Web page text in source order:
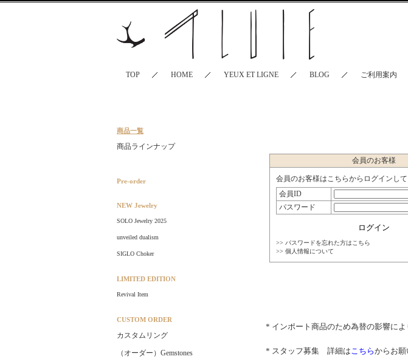
TOP HOME YEUX ET LIGNE BLOG ご利用案内
会員のお客様
会員のお客様はこちらからログインして
会員ID
パスワード
>> パスワードを忘れた方はこちら
>> 個人情報について
* インポート商品のため為替の影響によ
* スタッフ募集 詳細はこちらからお願
商品一覧
商品ラインナップ
Pre-order
NEW Jewelry
SOLO Jewelry 2025
unveiled dualism
SIGLO Choker
LIMITED EDITION
Revival Item
CUSTOM ORDER
カスタムリング
（オーダー）Gemstones